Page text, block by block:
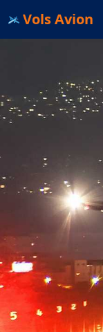
Vols Avion